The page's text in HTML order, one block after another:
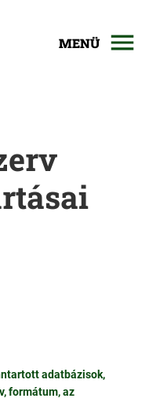
MENÜ
adatbázisok,
formátum, az